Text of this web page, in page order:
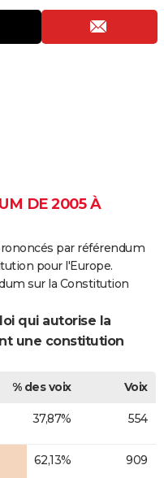
DE 2005 À
par référendum
pour l'Europe.
sur la Constitution
qui autorise la
une constitution
% des voix
Voix
37,87% 554
62,13% 909